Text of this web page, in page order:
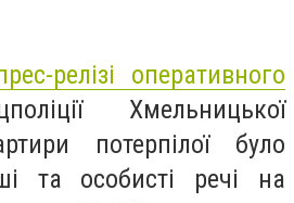
релізі оперативного
Хмельницької
потерпілої було
та особисті речі на